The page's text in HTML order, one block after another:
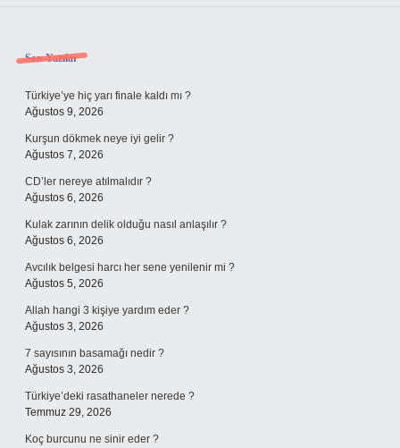
Sidebar
Son Yazılar
Türkiye’ye hiç yarı finale kaldı mı ?
Ağustos 9, 2026
Kurşun dökmek neye iyi gelir ?
Ağustos 7, 2026
CD’ler nereye atılmalıdır ?
Ağustos 6, 2026
Kulak zarının delik olduğu nasıl anlaşılır ?
Ağustos 6, 2026
Avcılık belgesi harcı her sene yenilenir mi ?
Ağustos 5, 2026
Allah hangi 3 kişiye yardım eder ?
Ağustos 3, 2026
7 sayısının basamağı nedir ?
Ağustos 3, 2026
Türkiye’deki rasathaneler nerede ?
Temmuz 29, 2026
Koç burcunu ne sinir eder ?